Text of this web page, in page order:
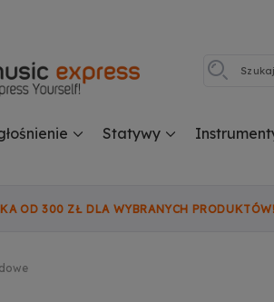
Statywy
OD 300 ZŁ DLA WYBRANYCH